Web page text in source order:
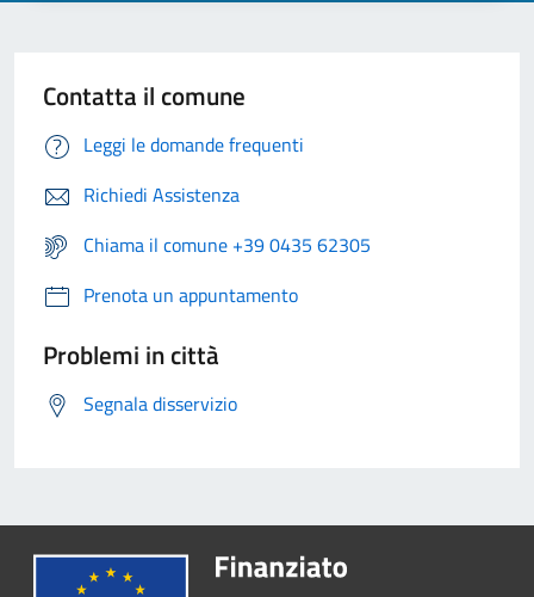
Contatta il comune
Leggi le domande frequenti
Richiedi Assistenza
Chiama il comune +39 0435 62305
Prenota un appuntamento
Problemi in città
Segnala disservizio